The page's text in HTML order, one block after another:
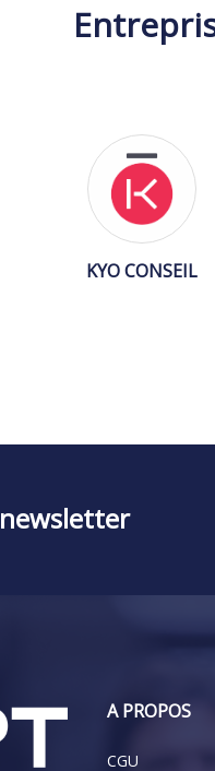
KYO CONSEIL
newsletter
A PROPOS
CGU